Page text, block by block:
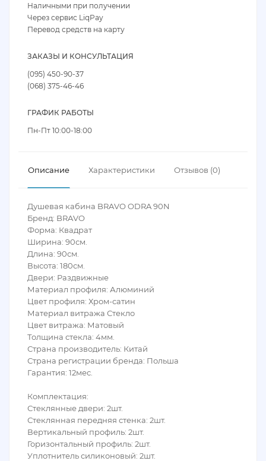
Наличными при получении
Через сервис LiqPay
Перевод средств на карту
ЗАКАЗЫ И КОНСУЛЬТАЦИЯ
(095) 450-90-37
(068) 375-46-46
ГРАФИК РАБОТЫ
Пн-Пт 10:00-18:00
Описание Характеристики Отзывов (0)
Душевая кабина BRAVO ODRA 90N
Бренд: BRAVO
Форма: Квадрат
Ширина: 90см.
Длина: 90см.
Высота: 180см.
Двери: Раздвижные
Материал профиля: Алюминий
Цвет профиля: Хром-сатин
Материал витража Стекло
Цвет витража: Матовый
Толщина стекла: 4мм.
Страна производитель: Китай
Страна регистрации бренда: Польша
Гарантия: 12мес.
Комплектация:
Стеклянные двери: 2шт.
Стеклянная передняя стенка: 2шт.
Вертикальный профиль: 2шт.
Горизонтальный профиль: 2шт.
Уплотнитель силиконовый: 2шт.